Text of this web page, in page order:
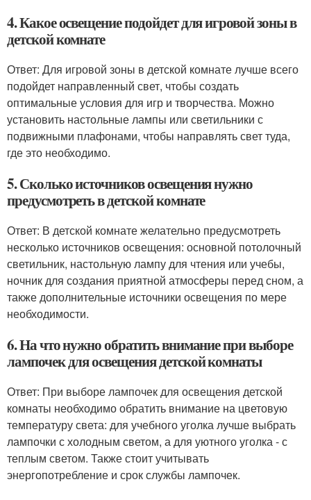
4. Какое освещение подойдет для игровой зоны в
детской комнате
Ответ: Для игровой зоны в детской комнате лучше всего
подойдет направленный свет, чтобы создать
оптимальные условия для игр и творчества. Можно
установить настольные лампы или светильники с
подвижными плафонами, чтобы направлять свет туда,
где это необходимо.
5. Сколько источников освещения нужно
предусмотреть в детской комнате
Ответ: В детской комнате желательно предусмотреть
несколько источников освещения: основной потолочный
светильник, настольную лампу для чтения или учебы,
ночник для создания приятной атмосферы перед сном, а
также дополнительные источники освещения по мере
необходимости.
6. На что нужно обратить внимание при выборе
лампочек для освещения детской комнаты
Ответ: При выборе лампочек для освещения детской
комнаты необходимо обратить внимание на цветовую
температуру света: для учебного уголка лучше выбрать
лампочки с холодным светом, а для уютного уголка - с
теплым светом. Также стоит учитывать
энергопотребление и срок службы лампочек.